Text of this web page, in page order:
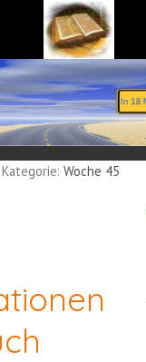
Kategorie:Woche 45